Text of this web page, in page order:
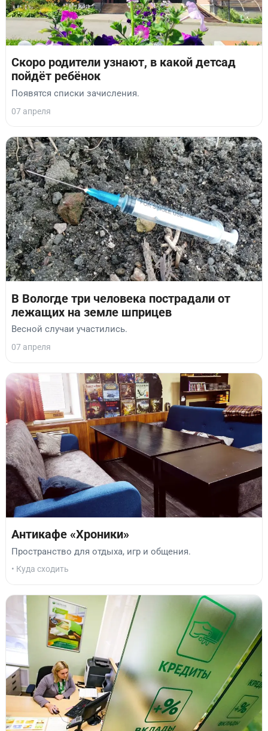
Скоро родители узнают, в какой детсад
пойдёт ребёнок
Появятся списки зачисления.
07 апреля
В Вологде три человека пострадали от
лежащих на земле шприцев
Весной случаи участились.
07 апреля
Антикафе «Хроники»
Пространство для отдыха, игр и общения.
• Куда сходить